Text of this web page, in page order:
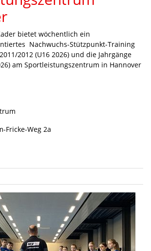
bietet wöchentlich ein
Nachwuchs-Stützpunkt-Training
2012 (U16 2026) und die Jahrgänge
am Sportleistungszentrum in Hannover
Fricke-Weg 2a